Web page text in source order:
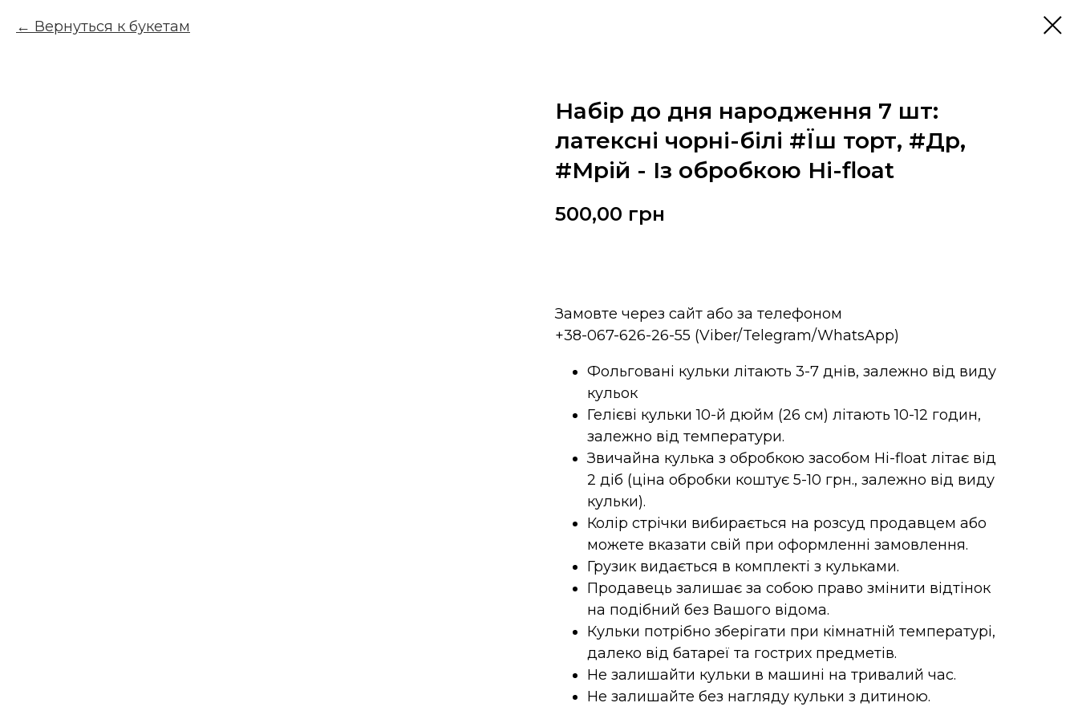
Вернуться к букетам
Набір до дня народження 7 шт:
латексні чорні-білі #Їш торт, #Др,
#Мрій - Із обробкою Hi-float
500,00 грн
Замовте через сайт або за телефоном
+38-067-626-26-55 (Viber/Telegram/WhatsApp)
Фольговані кульки літають 3-7 днів, залежно від виду
кульок
Гелієві кульки 10-й дюйм (26 см) літають 10-12 годин,
залежно від температури.
Звичайна кулька з обробкою засобом Hi-float літає від
2 діб (ціна обробки коштує 5-10 грн., залежно від виду
кульки).
Колір стрічки вибирається на розсуд продавцем або
можете вказати свій при оформленні замовлення.
Грузик видається в комплекті з кульками.
Продавець залишає за собою право змінити відтінок
на подібний без Вашого відома.
Кульки потрібно зберігати при кімнатній температурі,
далеко від батареї та гострих предметів.
Не залишайти кульки в машині на тривалий час.
Не залишайте без нагляду кульки з дитиною.